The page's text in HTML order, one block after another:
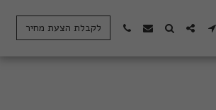
לקבלת הצעת מחיר